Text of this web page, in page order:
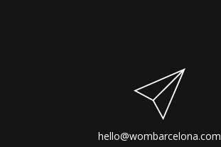
hello@wombarcelona.com